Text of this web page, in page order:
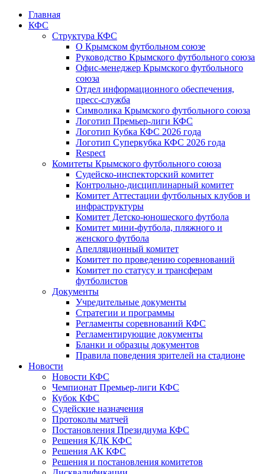
Главная
КФС
Структура КФС
О Крымском футбольном союзе
Руководство Крымского футбольного союза
Офис-менеджер Крымского футбольного
союза
Отдел информационного обеспечения,
пресс-служба
Символика Крымского футбольного союза
Логотип Премьер-лиги КФС
Логотип Кубка КФС 2026 года
Логотип Суперкубка КФС 2026 года
Respect
Комитеты Крымского футбольного союза
Судейско-инспекторский комитет
Контрольно-дисциплинарный комитет
Комитет Аттестации футбольных клубов и
инфраструктуры
Комитет Детско-юношеского футбола
Комитет мини-футбола, пляжного и
женского футбола
Апелляционный комитет
Комитет по проведению соревнований
Комитет по статусу и трансферам
футболистов
Документы
Учредительные документы
Стратегии и программы
Регламенты соревнований КФС
Регламентирующие документы
Бланки и образцы документов
Правила поведения зрителей на стадионе
Новости
Новости КФС
Чемпионат Премьер-лиги КФС
Кубок КФС
Судейские назначения
Протоколы матчей
Постановления Президиума КФС
Решения КДК КФС
Решения АК КФС
Решения и постановления комитетов